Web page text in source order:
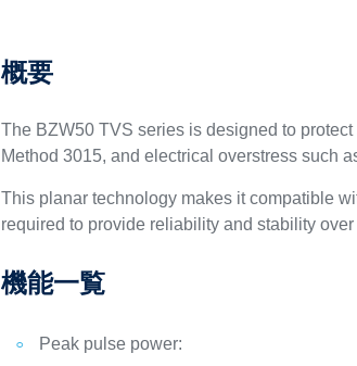
概要
The BZW50 TVS series is designed to
Method 3015, and electrical overstress such
This planar technology makes it compatible
required to provide reliability and stability over
機能一覧
Peak pulse power: